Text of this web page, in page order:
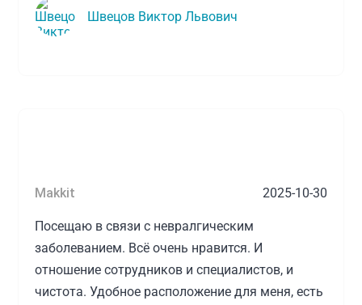
Швецов Виктор Львович
Makkit 2025-10-30
Посещаю в связи с невралгическим
заболеванием. Всё очень нравится. И
отношение сотрудников и специалистов, и
чистота. Удобное расположение для меня, есть